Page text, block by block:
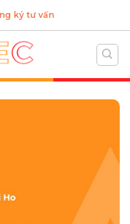
ký tư vấn